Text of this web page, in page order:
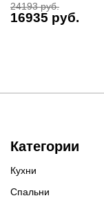
24193 руб.
16935 руб.
Категории
Кухни
Спальни